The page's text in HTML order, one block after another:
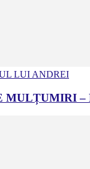
LUI ANDREI
MULȚUMIRI –